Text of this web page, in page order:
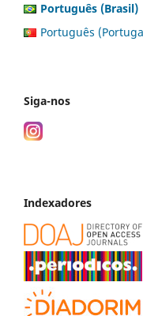
Português (Brasil)
Português
Siga-nos
Indexadores